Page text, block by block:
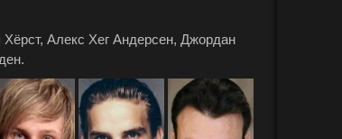
Алекс Хег Андерсен, Джордан